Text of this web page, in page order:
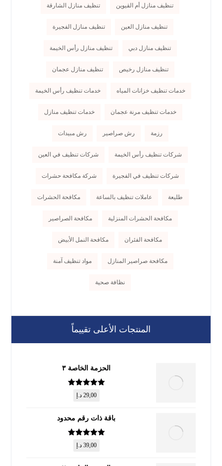
تنظيف منازل أم القيوين تنظيف منازل الشارقة
تنظيف منازل العين تنظيف منازل الفجيرة
تنظيف منازل دبي تنظيف منازل رأس الخيمة
تنظيف منازل رخيص تنظيف منازل عجمان
خدمات تنظيف خزانات المياه خدمات تنظيف رأس الخيمة
خدمات تنظيف مرنة عجمان خدمات تنظيف منازل
رزمة رش صراصير رش مبيدات
شركات تنظيف رأس الخيمة شركات تنظيف في العين
شركات تنظيف في الفجيرة شركة مكافحة حشرات
طليعة عاملات تنظيف بالساعة مكافحة الحشرات
مكافحة الحشرات المنزلية مكافحة الصراصير
مكافحة الفئران مكافحة النمل الأبيض
مكافحة صراصير المنازل مواد تنظيف آمنة
نظافة صحية
المنتجات الأعلى تقييماً
الحزمة الخاصة ٣
تم التقييم
من 5
29,00 د.إ
باقة ذات رقم محدود
تم التقييم
من 5
39,00 د.إ